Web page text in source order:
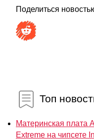
Поделиться
Топ
Материнская плата
Extreme на чипсете